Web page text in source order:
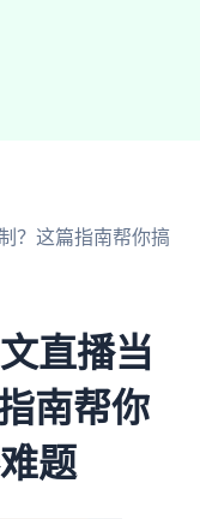
？这篇指南帮你搞
直播当
南帮你
题